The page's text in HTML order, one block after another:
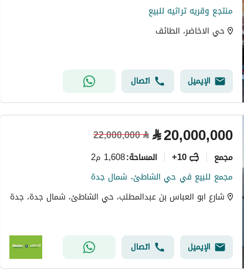
منتجع وقريه تراثيه للبيع
حي الاخاضر، الطائف
الإيميل اتصال
⃁20,000,000
⃁
22,000,000
مجمع 10+ المساحة:1,608 م2
مجمع للبيع في حي الشاطئ، شمال جدة
شارع ابو العباس بن عبدالمطلب، حي الشاطئ، شمال جدة، جدة
الإيميل اتصال